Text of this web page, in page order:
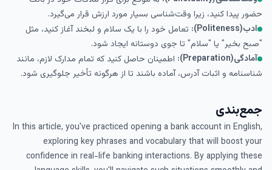
حضور پیدا کنید، زیرا وقت‌شناسی بسیار مورد ارزش قرار می‌گیرد.
ادب(Politeness):
تعامل خود را با یک سلام و لبخند آغاز کنید، مثل
"صبح بخیر" یا "سلام" تا جوی دوستانه ایجاد شود.
آمادگی(Preparation):
اطمینان حاصل کنید که تمام مدارک لازم، مانند
شناسنامه و اثبات آدرس، آماده باشند تا از هرگونه تأخیر جلوگیری شود.
جمع‌بندی
In this article, you've practiced opening a bank account in English,
exploring key phrases and vocabulary that will boost your
confidence in real-life banking interactions. By applying these